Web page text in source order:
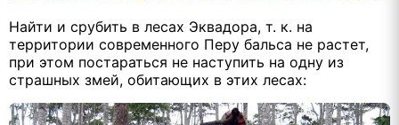
Найти и срубить в лесах Эквадора, т. к. на
территории современного Перу бальса не растет,
при этом постараться не наступить на одну из
страшных змей, обитающих в этих лесах: